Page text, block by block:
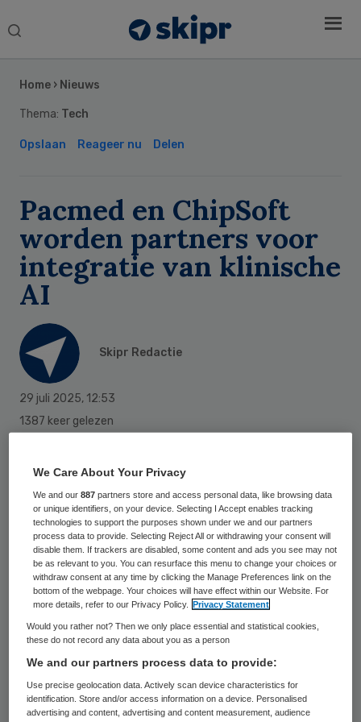
Search
Home › Nieuws
Thema: Tech
Opslaan Reageer nu Delen
Pacmed en ChipSoft
worden partners voor
integratie van klinische
AI
Skipr Redactie
29 juli 2025, 12:53
1387 keer gelezen
voor de zorg, en ChipSoft, marktleider in
elektronische patiëntendossiers in
Nederland, kondigen vandaag een
strategisch partnership aan.
Dankzij deze samenwerking komen de AI-
oplossingen vanPacmedbeschikbaar binnen
HiX via de innovatieve Data Driven Analysis
(DDA)-module. Deze standaard
integratieroute vormt een belangrijke stap
Sidebar
We Care About Your Privacy
We and our887 partners store and access personal data, like browsing data
or unique identifiers, on your device. Selecting I Accept enables tracking
technologies to support the purposes shown under we and our partners
process data to provide. Selecting Reject All or withdrawing your consent will
disable them. If trackers are disabled, some content and ads you see may not
be as relevant to you. You can resurface this menu to change your choices or
withdraw consent at any time by clicking the Manage Preferences link on the
bottom of the webpage. Your choices will have effect within our Website. For
more details, refer to our Privacy Policy.
Privacy Statement
Would you rather not? Then we only place essential and statistical cookies,
these do not record any data about you as a person
We and our partners process data to provide:
Use precise geolocation data. Actively scan device characteristics for
identification. Store and/or access information on a device. Personalised
advertising and content, advertising and content measurement, audience